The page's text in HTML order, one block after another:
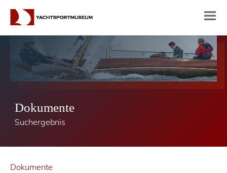
Dokumente
Suchergebnis
Dokumente